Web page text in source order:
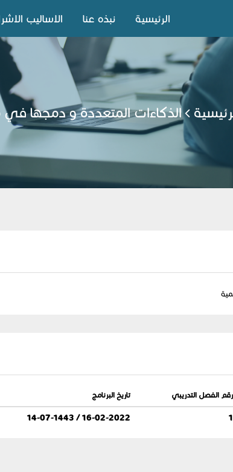
الرئيسية نبذه عنا الاساليب
الذكاءات المتعددة و دمجها في
رقم الفصل التدريبي تاريخ البرنامج
1
16-02-2022 / 14-07-1443